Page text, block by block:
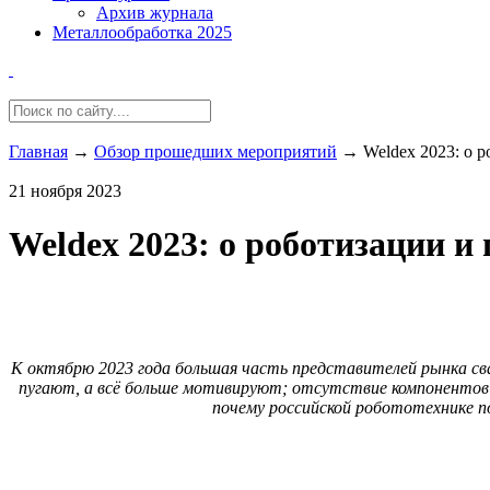
Архив журнала
Металлообработка 2025
Главная → Обзор прошедших мероприятий → Weldex 2023: о
21 ноября 2023
Weldex 2023: о роботизации и
К октябрю 2023 года большая часть представителей рынка
пугают, а всё больше мотивируют; отсутствие компонентов
почему российской робототехнике